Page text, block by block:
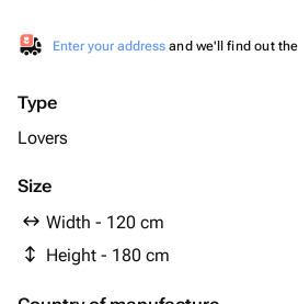
Enter your address and we'll find out
Type
Lovers
Size
Width - 120 cm
Height - 180 cm